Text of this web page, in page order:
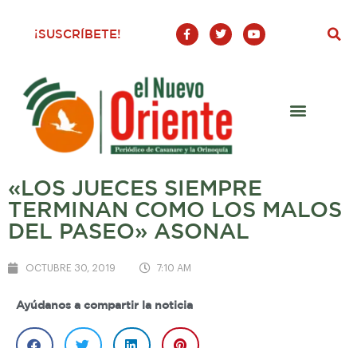
¡SUSCRÍBETE!
F
a
c
o
o
-
T
w
i
Y
o
u
«LOS JUECES SIEMPRE
TERMINAN COMO LOS MALOS
DEL PASEO» ASONAL
OCTUBRE 30, 2019 7:10 AM
Ayúdanos a compartir la noticia